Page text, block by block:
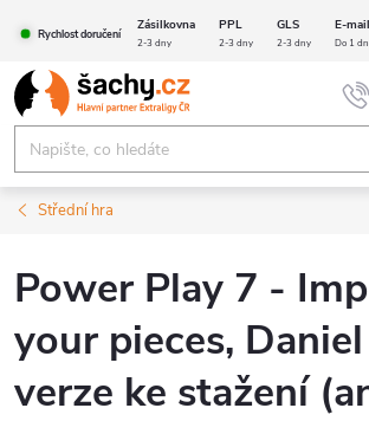
obsah
Rychlost doručení
Zásilkovna PPL GLS E-
2-3 dny 2-3 dny 2-3 dny Do 1
Střední hra
Power Play 7 -
your pieces,
verze ke stažení